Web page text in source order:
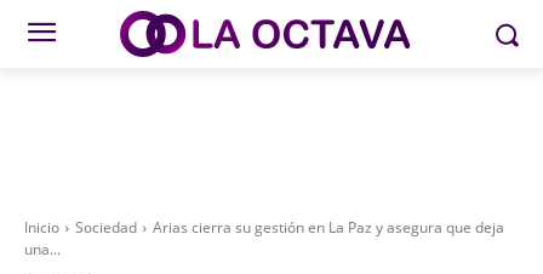
Inicio Sociedad
Arias cierra su gestión en La Paz y asegura que deja
una...